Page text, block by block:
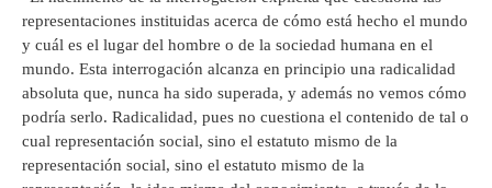
representaciones instituidas acerca de cómo está hecho el mundo
y cuál es el lugar del hombre o de la sociedad humana en el
mundo. Esta interrogación alcanza en principio una radicalidad
absoluta que, nunca ha sido superada, y además no vemos cómo
podría serlo. Radicalidad, pues no cuestiona el contenido de tal o
cual representación social, sino el estatuto mismo de la
representación social, sino el estatuto mismo de la